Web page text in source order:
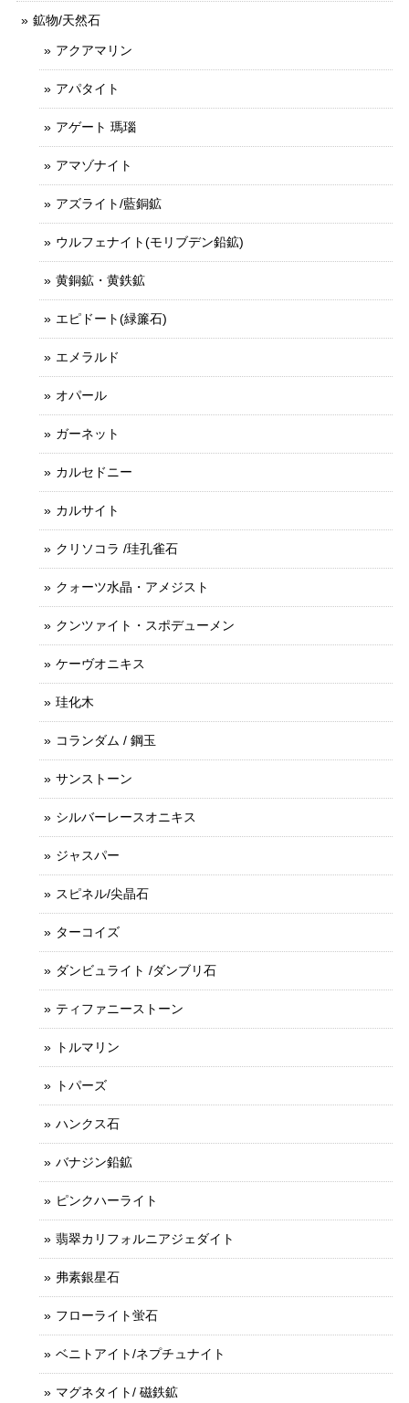
鉱物/天然石
アクアマリン
アパタイト
アゲート 瑪瑙
アマゾナイト
アズライト/藍銅鉱
ウルフェナイト(モリブデン鉛鉱)
黄銅鉱・黄鉄鉱
エピドート(緑簾石)
エメラルド
オパール
ガーネット
カルセドニー
カルサイト
クリソコラ /珪孔雀石
クォーツ水晶・アメジスト
クンツァイト・スポデューメン
ケーヴオニキス
珪化木
コランダム / 鋼玉
サンストーン
シルバーレースオニキス
ジャスパー
スピネル/尖晶石
ターコイズ
ダンビュライト /ダンブリ石
ティファニーストーン
トルマリン
トパーズ
ハンクス石
バナジン鉛鉱
ピンクハーライト
翡翠カリフォルニアジェダイト
弗素銀星石
フローライト蛍石
ベニトアイト/ネプチュナイト
マグネタイト/ 磁鉄鉱